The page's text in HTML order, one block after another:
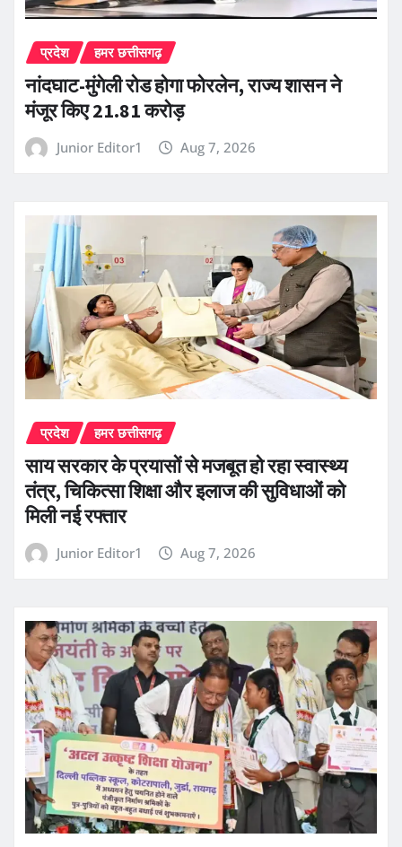
प्रदेश हमर छत्तीसगढ़
नांदघाट-मुंगेली रोड होगा फोरलेन, राज्य शासन ने
मंजूर किए 21.81 करोड़
Junior Editor1 Aug 7, 2026
प्रदेश हमर छत्तीसगढ़
साय सरकार के प्रयासों से मजबूत हो रहा स्वास्थ्य
तंत्र, चिकित्सा शिक्षा और इलाज की सुविधाओं को
मिली नई रफ्तार
Junior Editor1 Aug 7, 2026